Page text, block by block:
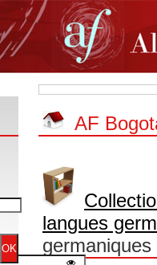
AF
langues
germaniques